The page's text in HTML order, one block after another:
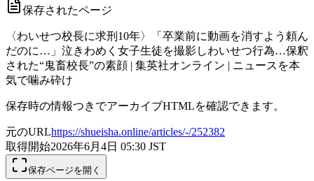
保存されたページ
〈わいせつ校長に求刑10年〉「卒業前に動画を消すよう頼ん
だのに…」泣きわめく女子生徒を撮影しわいせつ行為…保釈
された“鬼畜校長”の素顔 | 集英社オンライン | ニュースを本
気で噛み砕け
保存時の情報つきでアーカイブHTMLを確認できます。
元のURLhttps://shueisha.online/articles/-/252382
取得開始2026年6月4日 05:30 JST
保存ページを開く